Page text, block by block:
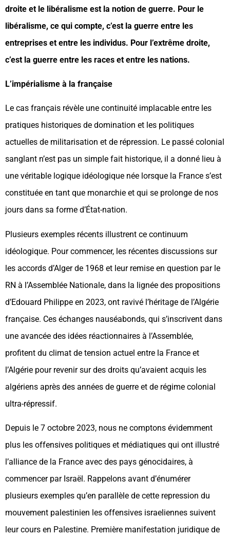
droite et le libéralisme est la notion de guerre. Pour le
libéralisme, ce qui compte, c’est la guerre entre les
entreprises et entre les individus. Pour l’extrême droite,
c’est la guerre entre les races et entre les nations.
L’impérialisme à la française
Le cas français révèle une continuité implacable entre les
pratiques historiques de domination et les politiques
actuelles de militarisation et de répression. Le passé colonial
sanglant n’est pas un simple fait historique, il a donné lieu à
une véritable logique idéologique née lorsque la France s’est
constituée en tant que monarchie et qui se prolonge de nos
jours dans sa forme d’État-nation.
Plusieurs exemples récents illustrent ce continuum
idéologique. Pour commencer, les récentes discussions sur
les accords d’Alger de 1968 et leur remise en question par le
RN à l’Assemblée Nationale, dans la lignée des propositions
d’Edouard Philippe en 2023, ont ravivé l’héritage de l’Algérie
française. Ces échanges nauséabonds, qui s’inscrivent dans
une avancée des idées réactionnaires à l’Assemblée,
profitent du climat de tension actuel entre la France et
l’Algérie pour revenir sur des droits qu’avaient acquis les
algériens après des années de guerre et de régime colonial
ultra-répressif.
Depuis le 7 octobre 2023, nous ne comptons évidemment
plus les offensives politiques et médiatiques qui ont illustré
l’alliance de la France avec des pays génocidaires, à
commencer par Israël. Rappelons avant d’énumérer
plusieurs exemples qu’en parallèle de cette repression du
mouvement palestinien les offensives israeliennes suivent
leur cours en Palestine. Première manifestation juridique de